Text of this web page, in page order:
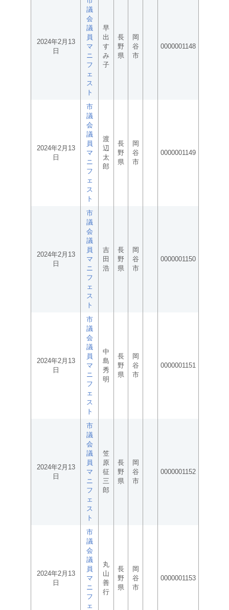
2024年2月13
日
議
会
議
員
マ
ニ
フ
ェ
ス
ト
早
出
す
み
子
長
野
県
岡
谷
市
0000001148
2024年2月13
日
市
議
会
議
員
マ
ニ
フ
ェ
ス
ト
渡
辺
太
郎
長
野
県
岡
谷
市
0000001149
2024年2月13
日
市
議
会
議
員
マ
ニ
フ
ェ
ス
ト
吉
田
浩
長
野
県
岡
谷
市
0000001150
2024年2月13
日
市
議
会
議
員
マ
ニ
フ
ェ
ス
ト
中
島
秀
明
長
野
県
岡
谷
市
0000001151
2024年2月13
日
市
議
会
議
員
マ
ニ
フ
ェ
ス
ト
笠
原
征
三
郎
長
野
県
岡
谷
市
0000001152
2024年2月13
日
市
議
会
議
員
マ
ニ
フ
ェ
丸
山
善
行
長
野
県
岡
谷
市
0000001153